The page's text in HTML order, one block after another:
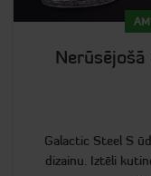
Galactic Steel S
dizainu. Iztēli